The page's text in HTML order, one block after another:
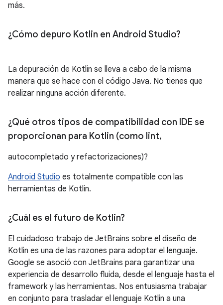
más.
¿Cómo depuro Kotlin en Android Studio?
La depuración de Kotlin se lleva a cabo de la misma
manera que se hace con el código Java. No tienes que
realizar ninguna acción diferente.
¿Qué otros tipos de compatibilidad con IDE se
proporcionan para Kotlin (como lint,
autocompletado y refactorizaciones)?
Android Studio es totalmente compatible con las
herramientas de Kotlin.
¿Cuál es el futuro de Kotlin?
El cuidadoso trabajo de JetBrains sobre el diseño de
Kotlin es una de las razones para adoptar el lenguaje.
Google se asoció con JetBrains para garantizar una
experiencia de desarrollo fluida, desde el lenguaje hasta el
framework y las herramientas. Nos entusiasma trabajar
en conjunto para trasladar el lenguaje Kotlin a una